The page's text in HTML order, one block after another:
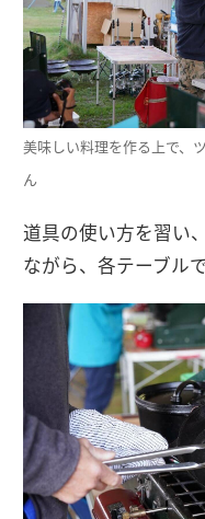
美味しい料理を作る上で、
ん
道具の使い方を習い
ながら、各テーブル